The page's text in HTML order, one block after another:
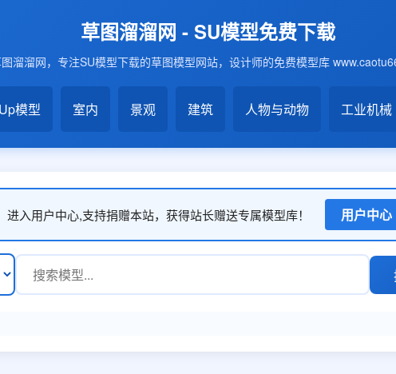
草图溜溜网 - SU模型免费下载
溜溜网，专注SU模型下载的草图模型网站，设计师的免费模型库
模型 室内 景观 建筑 人物与动物 工业机械
进入用户中心,支持捐赠本站，获得站长赠送专属模型库！ 用户中心